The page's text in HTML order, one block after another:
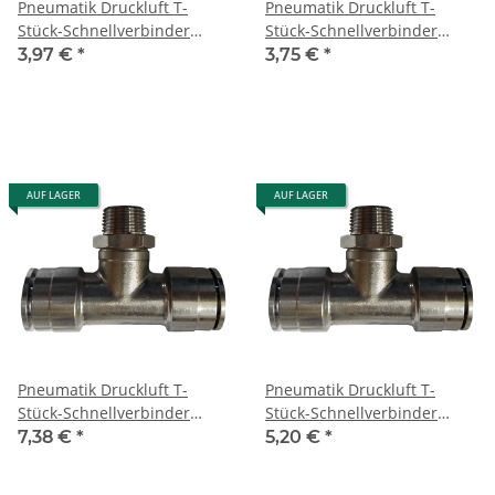
Pneumatik Druckluft T-
Stück-Schnellverbinder
(MPT) Ø 4 mm mit Gewinde
3,97 € *
Pneumatik Druckluft T-
Stück-Schnellverbinder
(MPT) Ø 4 mm mit Gewinde
3,75 € *
AUF LAGER
Pneumatik Druckluft T-
Stück-Schnellverbinder
(MPT) Ø 6 mm mit Gewinde
7,38 € *
AUF LAGER
Pneumatik Druckluft T-
Stück-Schnellverbinder
(MPT) Ø 6 mm mit Gewinde
5,20 € *